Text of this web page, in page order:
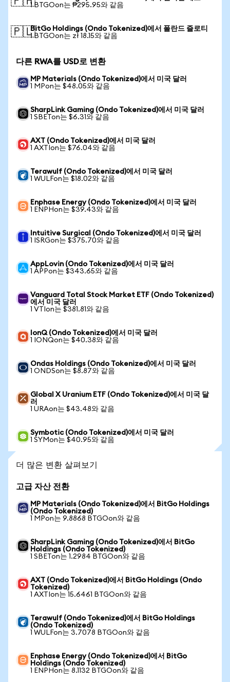
1 BTGOon는 ₱295.95와 같음
🇵🇱BitGo Holdings (Ondo Tokenized)에서 폴란드 즐로티
1 BTGOon는 zł 18.15와 같음
다른 RWA를 USD로 변환
MP Materials (Ondo Tokenized)에서 미국 달러
1 MPon는 $48.05와 같음
SharpLink Gaming (Ondo Tokenized)에서 미국 달러
1 SBETon는 $6.31와 같음
AXT (Ondo Tokenized)에서 미국 달러
1 AXTIon는 $76.04와 같음
Terawulf (Ondo Tokenized)에서 미국 달러
1 WULFon는 $18.02와 같음
Enphase Energy (Ondo Tokenized)에서 미국 달러
1 ENPHon는 $39.43와 같음
Intuitive Surgical (Ondo Tokenized)에서 미국 달러
1 ISRGon는 $375.70와 같음
AppLovin (Ondo Tokenized)에서 미국 달러
1 APPon는 $343.65와 같음
Vanguard Total Stock Market ETF (Ondo Tokenized)
에서 미국 달러
1 VTIon는 $381.81와 같음
IonQ (Ondo Tokenized)에서 미국 달러
1 IONQon는 $40.38와 같음
Ondas Holdings (Ondo Tokenized)에서 미국 달러
1 ONDSon는 $8.87와 같음
Global X Uranium ETF (Ondo Tokenized)에서 미국 달
러
1 URAon는 $43.48와 같음
Symbotic (Ondo Tokenized)에서 미국 달러
1 SYMon는 $40.95와 같음
더 많은 변환 살펴보기
고급 자산 전환
MP Materials (Ondo Tokenized)에서 BitGo Holdings
(Ondo Tokenized)
1 MPon는 9.8868 BTGOon와 같음
SharpLink Gaming (Ondo Tokenized)에서 BitGo
Holdings (Ondo Tokenized)
1 SBETon는 1.2984 BTGOon와 같음
AXT (Ondo Tokenized)에서 BitGo Holdings (Ondo
Tokenized)
1 AXTIon는 15.6461 BTGOon와 같음
Terawulf (Ondo Tokenized)에서 BitGo Holdings
(Ondo Tokenized)
1 WULFon는 3.7078 BTGOon와 같음
Enphase Energy (Ondo Tokenized)에서 BitGo
Holdings (Ondo Tokenized)
1 ENPHon는 8.1132 BTGOon와 같음